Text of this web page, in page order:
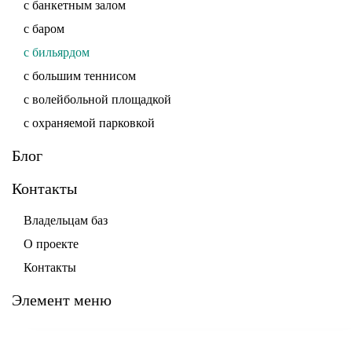
с банкетным залом
с баром
с бильярдом
с большим теннисом
с волейбольной площадкой
с охраняемой парковкой
Блог
Контакты
Владельцам баз
О проекте
Контакты
Элемент меню